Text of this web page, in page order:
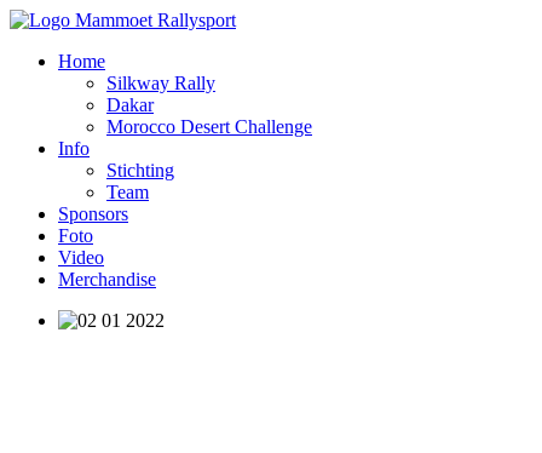
Home
Silkway Rally
Dakar
Morocco Desert Challenge
Info
Stichting
Team
Sponsors
Foto
Video
Merchandise